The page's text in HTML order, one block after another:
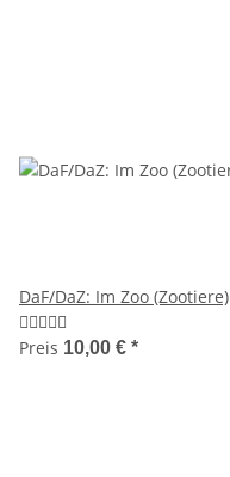
DaF/DaZ: Im Zoo (Zootiere)
Preis 10,00 € *